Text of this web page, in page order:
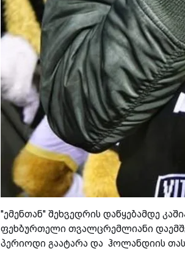
''ემენთან'' შეხვედრის დაწყებამდე
ფეხბურთელი თვალცრემლიანი
პერიოდი გაატარა და ჰოლანდიის